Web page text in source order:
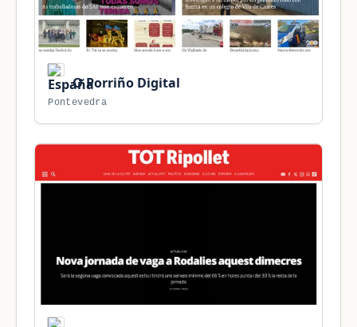
O Porriño Digital
Pontevedra